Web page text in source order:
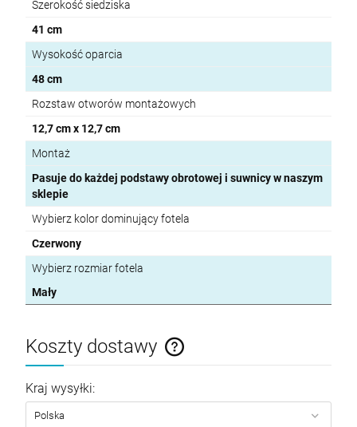
Szerokość siedziska
41 cm
Wysokość oparcia
48 cm
Rozstaw otworów montażowych
12,7 cm x 12,7 cm
Montaż
Pasuje do każdej podstawy obrotowej i suwnicy w naszym
sklepie
Wybierz kolor dominujący fotela
Czerwony
Wybierz rozmiar fotela
Mały
Koszty dostawy
Cena nie zawiera ewentualnych kosztów płatności
Kraj wysyłki: